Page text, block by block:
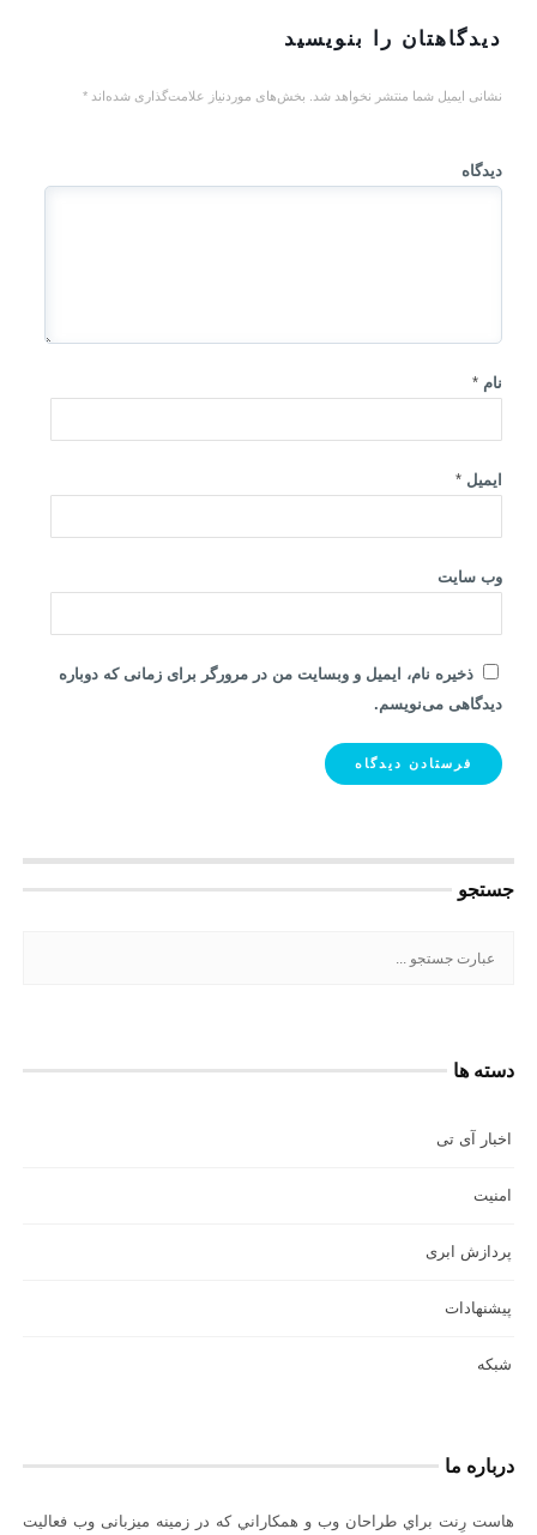
دیدگاهتان را بنویسید
نشانی ایمیل شما منتشر نخواهد شد. بخش‌های موردنیاز علامت‌گذاری شده‌اند *
دیدگاه
نام *
ایمیل *
وب‌ سایت
ذخیره نام، ایمیل و وبسایت من در مرورگر برای زمانی که دوباره
دیدگاهی می‌نویسم.
جستجو
دسته ها
اخبار آی تی
امنیت
پردازش ابری
پیشنهادات
شبکه
درباره ما
هاست رِنت براي طراحان وب و همكاراني كه در زمينه میزبانی وب فعاليت